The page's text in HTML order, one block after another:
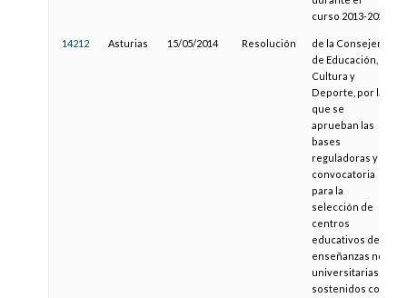
curso 2013-2014
14212 Asturias 15/05/2014 Resolución
de la Consejería
de Educación,
Cultura y
Deporte, por la
que se
aprueban las
bases
reguladoras y la
convocatoria
para la
selección de
centros
educativos de
enseñanzas no
universitarias
sostenidos con